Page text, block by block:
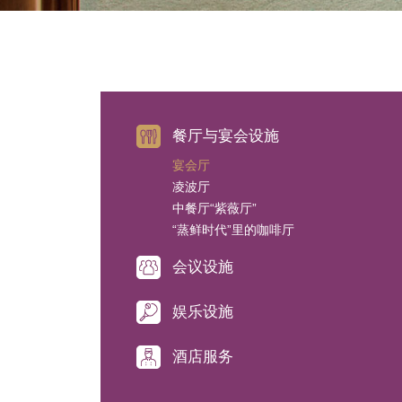
餐厅与宴会设施
宴会厅
凌波厅
中餐厅“紫薇厅”
“蒸鲜时代”里的咖啡厅
会议设施
娱乐设施
酒店服务